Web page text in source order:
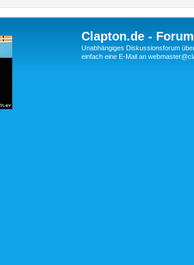
Clapton.de -
Unabhängiges Diskussionsforum
einfach eine E-Mail an